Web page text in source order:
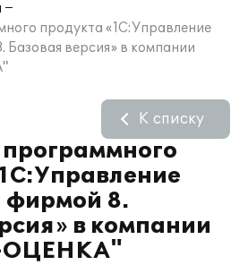
продукта «1С:Управление
версия» в компании
фирмой 8.
в компании
К списку